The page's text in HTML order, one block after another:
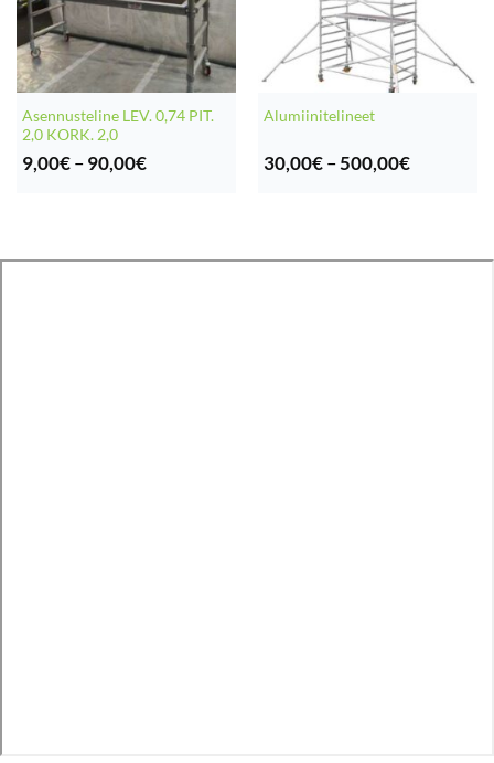
Asennusteline LEV. 0,74 PIT.
2,0 KORK. 2,0
9,00€ – 90,00€Hintaluokka:
Alumiinitelineet
30,00€ –500,00€